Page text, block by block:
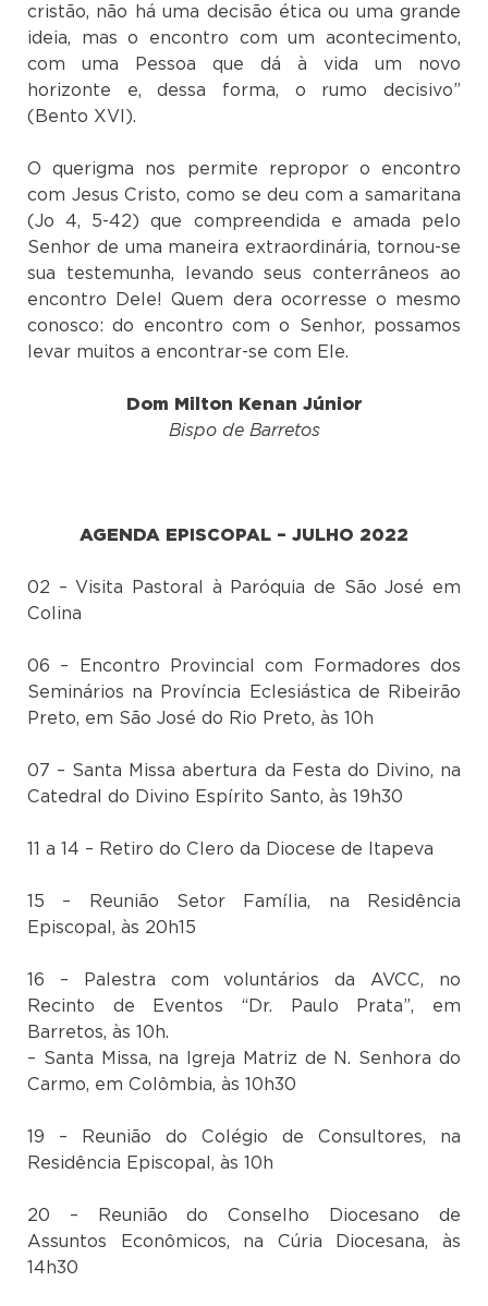
cristão, não há uma decisão ética ou uma grande
ideia, mas o encontro com um acontecimento,
com uma Pessoa que dá à vida um novo
horizonte e, dessa forma, o rumo decisivo”
(Bento XVI).
O querigma nos permite repropor o encontro
com Jesus Cristo, como se deu com a samaritana
(Jo 4, 5-42) que compreendida e amada pelo
Senhor de uma maneira extraordinária, tornou-se
sua testemunha, levando seus conterrâneos ao
encontro Dele! Quem dera ocorresse o mesmo
conosco: do encontro com o Senhor, possamos
levar muitos a encontrar-se com Ele.
Dom Milton Kenan Júnior
Bispo de Barretos
AGENDA EPISCOPAL – JULHO 2022
02 – Visita Pastoral à Paróquia de São José em
Colina
06 – Encontro Provincial com Formadores dos
Seminários na Província Eclesiástica de Ribeirão
Preto, em São José do Rio Preto, às 10h
07 – Santa Missa abertura da Festa do Divino, na
Catedral do Divino Espírito Santo, às 19h30
11 a 14 – Retiro do Clero da Diocese de Itapeva
15 – Reunião Setor Família, na Residência
Episcopal, às 20h15
16 – Palestra com voluntários da AVCC, no
Recinto de Eventos “Dr. Paulo Prata”, em
Barretos, às 10h.
– Santa Missa, na Igreja Matriz de N. Senhora do
Carmo, em Colômbia, às 10h30
19 – Reunião do Colégio de Consultores, na
Residência Episcopal, às 10h
20 – Reunião do Conselho Diocesano de
Assuntos Econômicos, na Cúria Diocesana, às
14h30